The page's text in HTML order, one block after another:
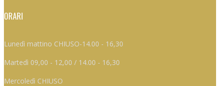
ORARI
Lunedì mattino CHIUSO-14.00 - 16,30
Martedì 09,00 - 12,00 / 14.00 - 16,30
Mercoledì CHIUSO